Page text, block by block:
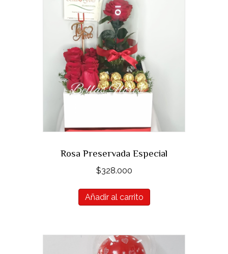
Rosa Preservada Especial
$328.000
Añadir al carrito